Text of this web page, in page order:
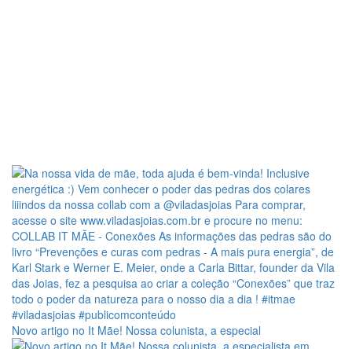
Novo artigo no It Mãe! Nossa colunista, a especial